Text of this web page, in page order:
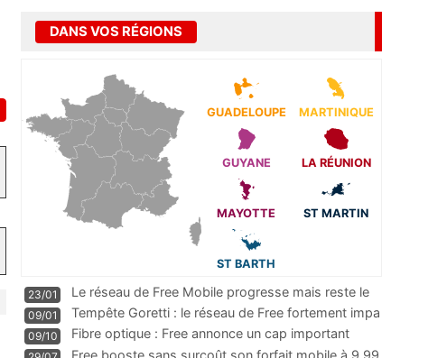
DANS VOS RÉGIONS
GUADELOUPE MARTINIQUE
GUYANE LA RÉUNION
MAYOTTE ST MARTIN
ST BARTH
23/01
Le réseau de Free Mobile progresse mais reste le
m
...
09/01
Tempête Goretti : le réseau de Free fortement impa
09/10
Fibre optique : Free annonce un cap important
pass
...
Free booste sans surcoût son forfait mobile à 9,99